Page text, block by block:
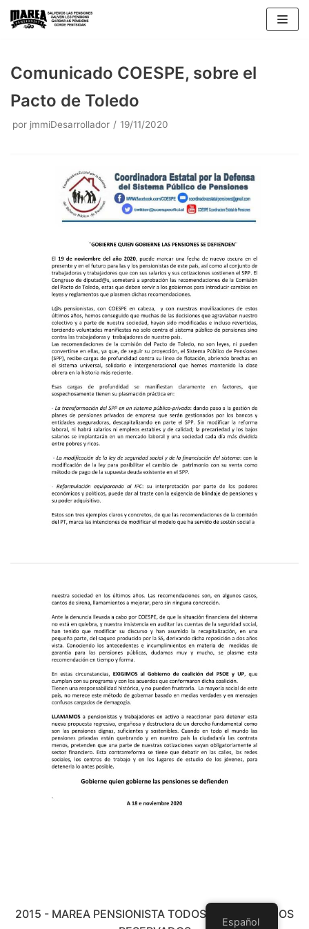
Saltar
Comunicado COESPE, sobre el
Pacto de Toledo
por jmmiDesarrollador 19/11/2020
2015 - MAREA PENSIONISTA TODOS LOS DERECHOS
Español